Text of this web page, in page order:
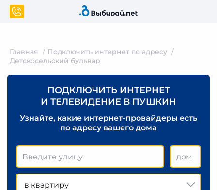
Главная
Подключить интернет по адресу
Детскосельский бульвар
ПОДКЛЮЧИТЬ ИНТЕРНЕТ
И ТЕЛЕВИДЕНИЕ В ПУШКИН
Узнайте, какие интернет-провайдеры есть
по адресу вашего дома
в квартиру